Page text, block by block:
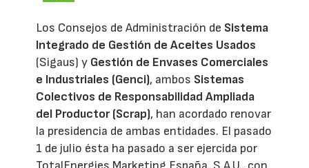
Los Consejos de Administración de Sistema
Integrado de Gestión de Aceites Usados
(Sigaus) y Gestión de Envases Comerciales
e Industriales (Genci), ambos Sistemas
Colectivos de Responsabilidad Ampliada
del Productor (Scrap), han acordado renovar
la presidencia de ambas entidades. El pasado
1 de julio ésta ha pasado a ser ejercida por